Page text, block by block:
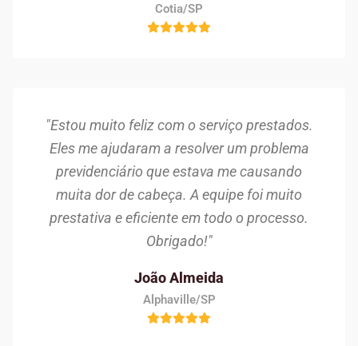
Cotia/SP
"Estou muito feliz com o serviço prestados.
Eles me ajudaram a resolver um problema
previdenciário que estava me causando
muita dor de cabeça. A equipe foi muito
prestativa e eficiente em todo o processo.
Obrigado!"
João Almeida
Alphaville/SP